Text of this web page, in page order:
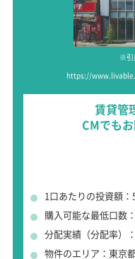
※引
https://
賃貸管
CMでも
1口あたりの投資額：
購入可能な最低口数
分配実績（分配率）
物件のエリア：東京